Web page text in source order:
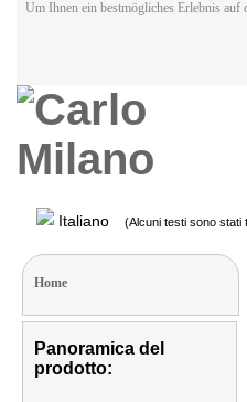
Um Ihnen ein bestmögliches Erlebnis
Italiano (Alcuni testi sono stati
Home
Panoramica del
prodotto: